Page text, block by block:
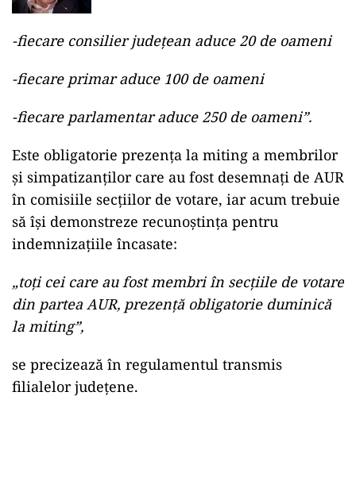
-fiecare consilier județean aduce 20 de oameni
-fiecare primar aduce 100 de oameni
-fiecare parlamentar aduce 250 de oameni”.
Este obligatorie prezența la miting a membrilor
și simpatizanților care au fost desemnați de AUR
în comisiile secțiilor de votare, iar acum trebuie
să își demonstreze recunoștința pentru
indemnizațiile încasate:
„toți cei care au fost membri în secțiile de votare
din partea AUR, prezență obligatorie duminică
la miting”,
se precizează în regulamentul transmis
filialelor județene.